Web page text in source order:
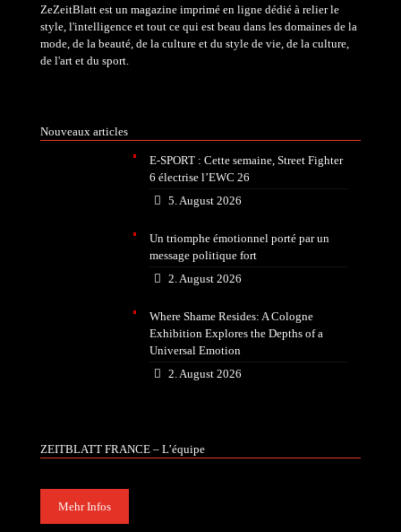
ZeZeitBlatt est un magazine imprimé en ligne dédié à relier le
style, l'intelligence et tout ce qui est beau dans les domaines de la
mode, de la beauté, de la culture et du style de vie, de la culture,
de l'art et du sport.
Nouveaux articles
E-SPORT : Cette semaine, Street Fighter
6 électrise l’EWC 26
5. August 2026
Un triomphe émotionnel porté par un
message politique fort
2. August 2026
Where Shame Resides: A Cologne
Exhibition Explores the Depths of a
Universal Emotion
2. August 2026
ZEITBLATT FRANCE – L’équipe
Mehr Infos